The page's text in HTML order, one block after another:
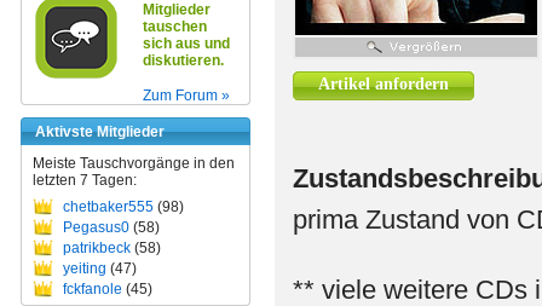
Mitglieder
tauschen
sich aus und
diskutieren.
Zum Forum »
Aktivste Mitglieder
Meiste Tauschvorgänge in den
letzten 7 Tagen:
chetbaker555 (98)
Pegasus0 (58)
patrikbeck (58)
yeiting (47)
fckfanole (45)
Artikel anfordern
prima Zustand von
** viele weitere CDs